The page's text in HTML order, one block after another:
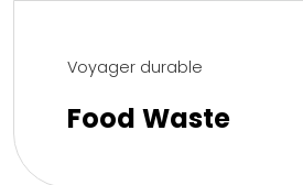
Voyager durable
Food Waste